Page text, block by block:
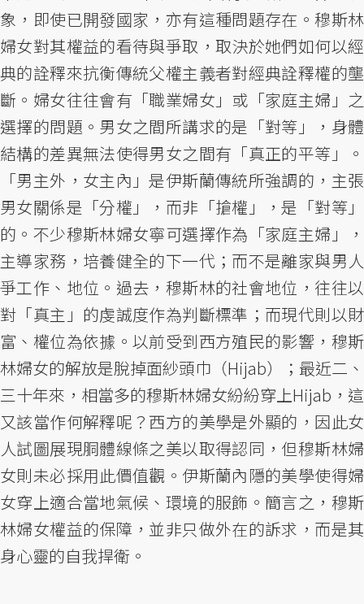
象，即使已開發國家，亦有這種問題存在。穆斯林
婦女對其權益的看待與爭取，取決於她們如何以經
典的詮釋來抗衡傳統父權主義者對經典詮釋權的壟
斷。婦女往往會有「職業婦女」或「家庭主婦」之
選擇的問題。男女之間所講求的是「對等」，身體
結構的差異無法使得男女之間有「真正的平等」。
「男主外，女主內」是伊斯蘭傳統所強調的，主張
男女關係是「分權」，而非「搶權」，是「對等」
的。不少穆斯林婦女寧可選擇作為「家庭主婦」，
主導家務，培養健全的下一代；而不是離家與男人
爭工作、地位。過去，穆斯林的社會地位，往往以
對「真主」的虔誠度作為判斷標準；而現代則以財
富、權位為依據。以前受到西方殖民的影響，穆斯
林婦女的解放是脫掉面紗頭巾（Hijab）；最近二、
三十年來，相當多的穆斯林婦女紛紛穿上Hijab，這
又該當作何解釋呢？西方的美學是外顯的，因此女
人試圖展現胴體線條之美以取得認同，但穆斯林婦
女則未必採用此價值觀。伊斯蘭內隱的美學使得婦
女穿上適合當地氣候、環境的服飾。簡言之，穆斯
林婦女權益的保障，並非只做外在的訴求，而是其
身心靈的自我捍衛。